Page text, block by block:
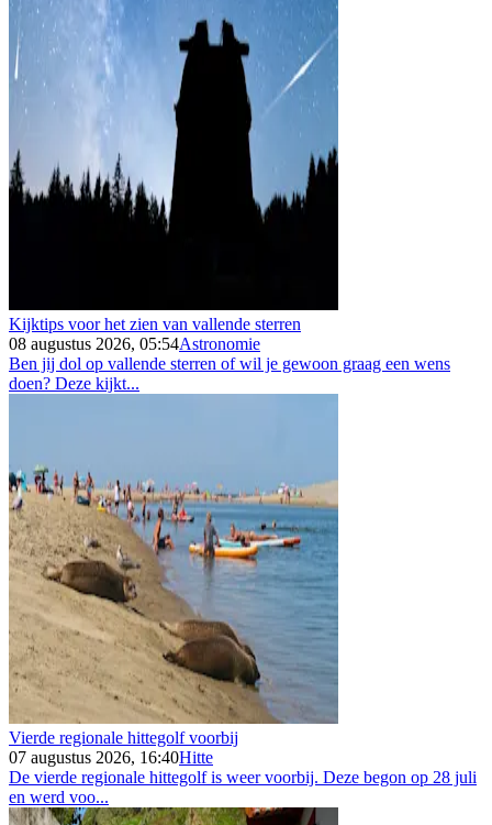
Kijktips voor het zien van vallende sterren
08 augustus 2026, 05:54Astronomie
Ben jij dol op vallende sterren of wil je gewoon graag een wens
doen? Deze kijkt...
Vierde regionale hittegolf voorbij
07 augustus 2026, 16:40Hitte
De vierde regionale hittegolf is weer voorbij. Deze begon op 28 juli
en werd voo...